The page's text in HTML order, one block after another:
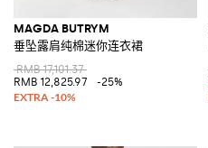
MAGDA BUTRYM
垂坠露肩纯棉迷你连衣裙
RMB 17,101.37
RMB 12,825.97
-25%